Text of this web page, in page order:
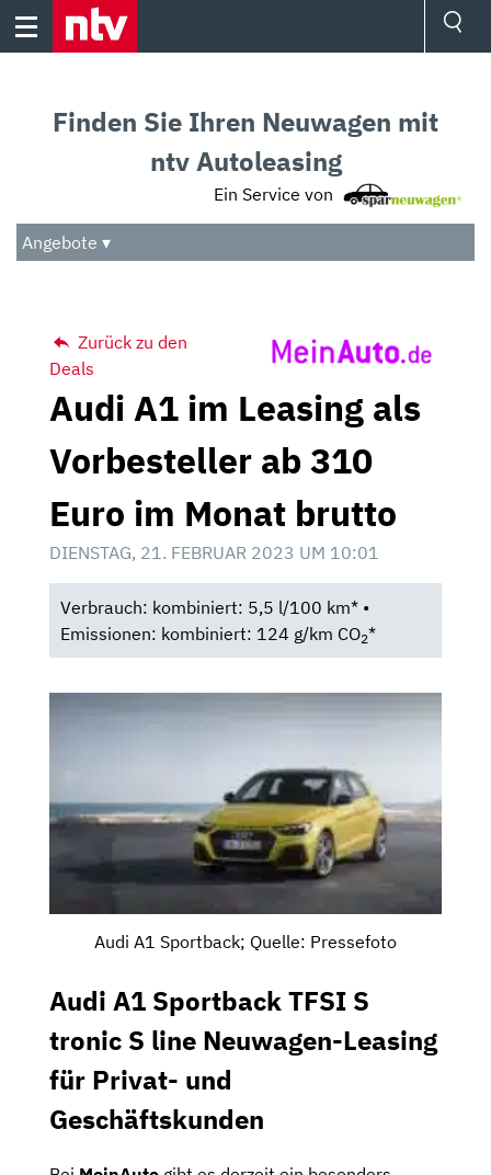
Skip
Audio
Das Beste
Finden Sie Ihren Neuwagen mit
ntv Autoleasing
Ein Service von
Angebote ▾
Zurück zu den
Deals
Audi A1 im Leasing als
Vorbesteller ab 310
Euro im Monat brutto
DIENSTAG, 21. FEBRUAR 2023 UM 10:01
Verbrauch: kombiniert: 5,5 l/100 km* •
Emissionen: kombiniert: 124 g/km CO2*
Audi A1 Sportback; Quelle: Pressefoto
Audi A1 Sportback TFSI S
tronic S line Neuwagen-Leasing
für Privat- und
Geschäftskunden